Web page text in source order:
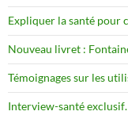
Expliquer la santé pour
Nouveau livret :
Témoignages sur les
Interview-santé